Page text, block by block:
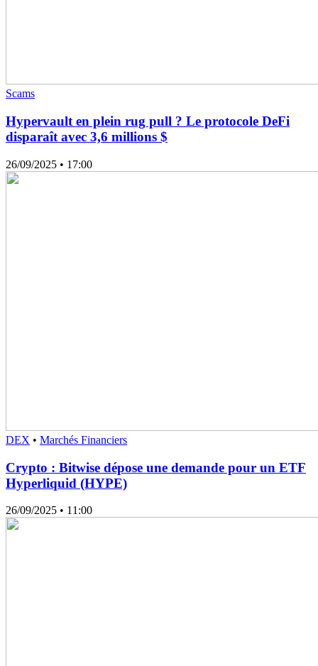
Scams
Hypervault en plein rug pull ? Le protocole DeFi
disparaît avec 3,6 millions $
26/09/2025 • 17:00
DEX • Marchés Financiers
Crypto : Bitwise dépose une demande pour un ETF
Hyperliquid (HYPE)
26/09/2025 • 11:00